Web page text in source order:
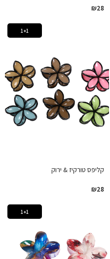
₪28
1+1
קליפס טורקיז & ירוק
₪28
1+1